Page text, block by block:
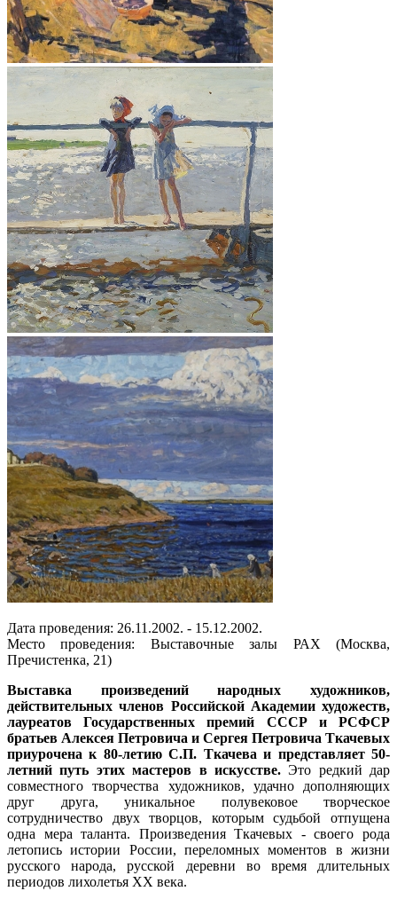
Дата проведения: 26.11.2002. - 15.12.2002.
Место проведения: Выставочные залы РАХ (Москва,
Пречистенка, 21)
Выставка произведений народных художников,
действительных членов Российской Академии художеств,
лауреатов Государственных премий СССР и РСФСР
братьев Алексея Петровича и Сергея Петровича Ткачевых
приурочена к 80-летию С.П. Ткачева и представляет 50-
летний путь этих мастеров в искусстве.Это редкий дар
совместного творчества художников, удачно дополняющих
друг друга, уникальное полувековое творческое
сотрудничество двух творцов, которым судьбой отпущена
одна мера таланта. Произведения Ткачевых - своего рода
летопись истории России, переломных моментов в жизни
русского народа, русской деревни во время длительных
периодов лихолетья ХХ века.